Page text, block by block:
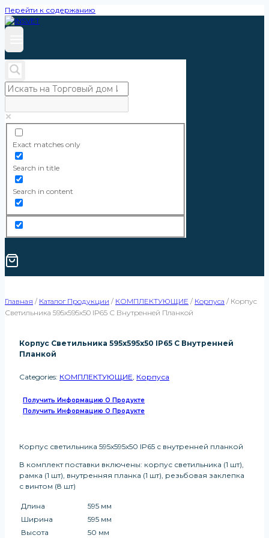
Перейти к содержанию
Exact matches only
Search in title
Search in content
Главная / Каталог Продукции / КОМПЛЕКТУЮЩИЕ / Корпуса / Корпус
Светильника 595х595х50 IP65 С Внутренней Планкой
Корпус Светильника 595х595х50 IP65 С Внутренней
Планкой
Categories: КОМПЛЕКТУЮЩИЕ, Корпуса
Получить Информацию О Продукте
Получить Информацию О Продукте
Корпус светильника 595х595х50 IP65 с внутренней планкой
В комплект поставки включены: корпус светильника (1 шт),
рамка (1 шт), внутренняя планка (1 шт), резьбовая заклепка
с винтом (8 шт)
Длина
595 мм
Ширина
595 мм
Высота
50 мм